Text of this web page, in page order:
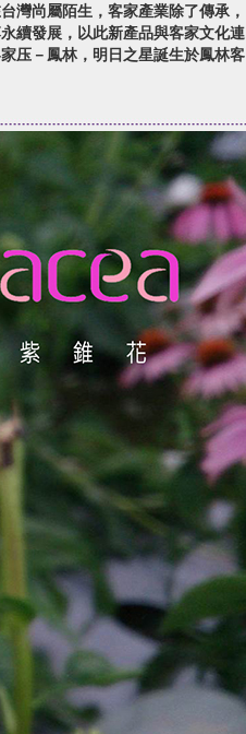
灣尚屬陌生，客家產業除了傳承，
續發展，以此新產品與客家文化連
压－鳳林，明日之星誕生於鳳林客